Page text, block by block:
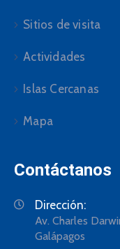
Sitios de visita
Actividades
Islas Cercanas
Mapa
Contáctanos
Dirección:
Av. Charles
Galápagos